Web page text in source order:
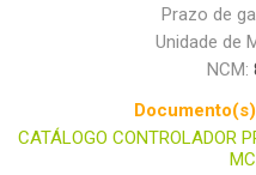
Prazo de
Unidade de
NCM:
CATÁLOGO CONTROLADOR